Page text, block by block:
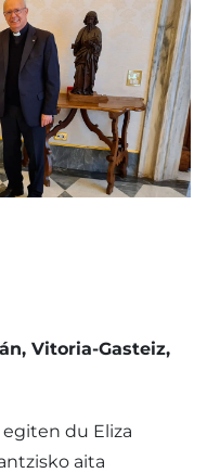
Vitoria-Gasteiz
du Eliza
aita